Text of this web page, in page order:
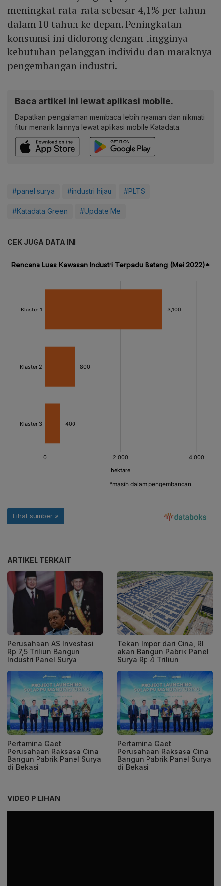
meningkat rata-rata sebesar 4,1% per tahun
dalam 10 tahun ke depan. Peningkatan
konsumsi ini didorong dengan tingginya
kebutuhan pelanggan individu dan maraknya
pengembangan industri.
Baca artikel ini lewat aplikasi mobile.
Dapatkan pengalaman membaca lebih nyaman dan nikmati
fitur menarik lainnya lewat aplikasi mobile Katadata.
#panel surya #industri hijau #PLTS
#Katadata Green #Update Me
CEK JUGA DATA INI
ARTIKEL TERKAIT
Perusahaan AS Investasi
Rp 7,5 Triliun Bangun
Industri Panel Surya
Tekan Impor dari Cina, RI
akan Bangun Pabrik Panel
Surya Rp 4 Triliun
Pertamina Gaet
Perusahaan Raksasa Cina
Bangun Pabrik Panel Surya
di Bekasi
Pertamina Gaet
Perusahaan Raksasa Cina
Bangun Pabrik Panel Surya
di Bekasi
VIDEO PILIHAN